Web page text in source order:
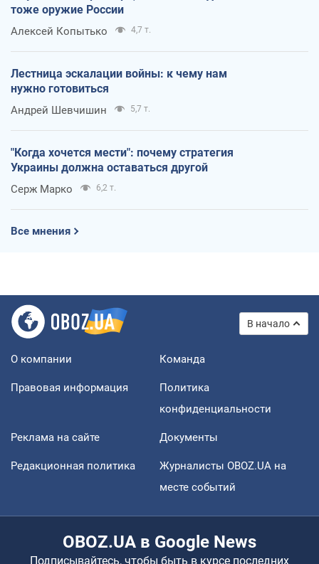
тоже оружие России
Алексей Копытько 4,7 т.
Лестница эскалации войны: к чему нам
нужно готовиться
Андрей Шевчишин 5,7 т.
"Когда хочется мести": почему стратегия
Украины должна оставаться другой
Серж Марко 6,2 т.
Все мнения
В начало
О компании Команда
Правовая информация
Политика
конфиденциальности
Реклама на сайте Документы
Редакционная политика
Журналисты OBOZ.UA на
месте событий
OBOZ.UA в Google News
Подписывайтесь, чтобы быть в курсе последних